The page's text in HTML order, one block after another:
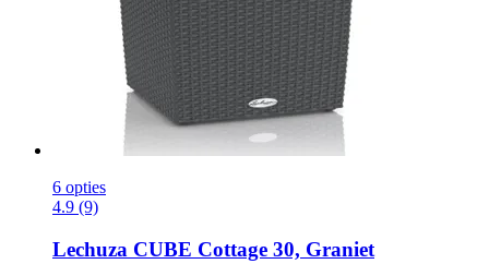
6 opties
4.9 (9)
Lechuza CUBE Cottage 30, Graniet